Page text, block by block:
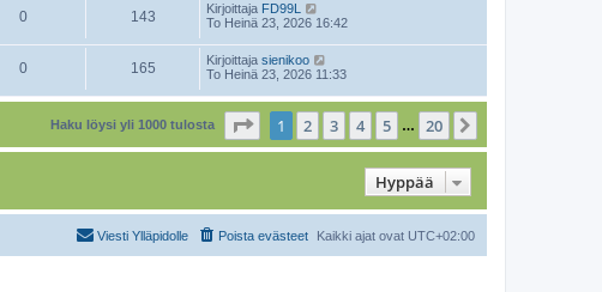
0 143 Kirjoittaja FD99L
To Heinä 23, 2026 16:42
0 165 Kirjoittaja sienikoo
To Heinä 23, 2026 11:33
Haku löysi yli 1000 tulosta Sivu 20
1 2 3 4 5 … 20
Hyppää
Kaikki ajat ovat UTC+02:00
Poista evästeet
Viesti Ylläpidolle